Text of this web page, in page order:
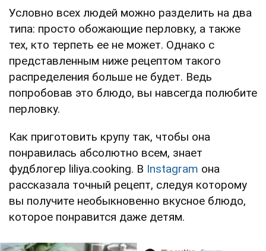
Условно всех людей можно разделить на два
типа: просто обожающие перловку, а также
тех, кто терпеть ее не может. Однако с
представленным ниже рецептом такого
распределения больше не будет. Ведь
попробовав это блюдо, вы навсегда полюбите
перловку.
Как приготовить крупу так, чтобы она
понравилась абсолютно всем, знает
фудблогер liliya.cooking. В Instagram она
рассказала точный рецепт, следуя которому
вы получите необыкновенно вкусное блюдо,
которое понравится даже детям.